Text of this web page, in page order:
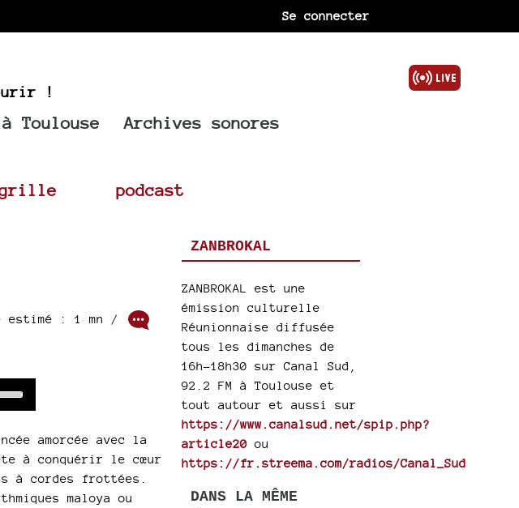
Se connecter
!
Toulouse Archives sonores
podcast
estimé : 1 mn /
amorcée avec la
à conquérir le cœur
à cordes frottées.
maloya ou
ZANBROKAL
ZANBROKAL est une
émission culturelle
Réunionnaise diffusée
tous les dimanches de
16h-18h30 sur Canal Sud,
92.2 FM à Toulouse et
tout autour et aussi sur
https://www.canalsud.net/spip.php?
article20 ou
https://fr.streema.com/radios/Canal_Sud
DANS LA MÊME